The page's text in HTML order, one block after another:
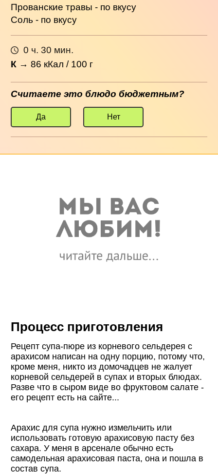
Прованские травы - по вкусу
Соль - по вкусу
0 ч. 30 мин.
К →86 кКал / 100 г
Считаете это блюдо бюджетным?
Да Нет
Процесс приготовления
Рецепт супа-пюре из корневого сельдерея с
арахисом написан на одну порцию, потому что,
кроме меня, никто из домочадцев не жалует
корневой сельдерей в супах и вторых блюдах.
Разве что в сыром виде во фруктовом салате -
его рецепт есть на сайте...
Арахис для супа нужно измельчить или
использовать готовую арахисовую пасту без
сахара. У меня в арсенале обычно есть
самодельная арахисовая паста, она и пошла в
состав супа.